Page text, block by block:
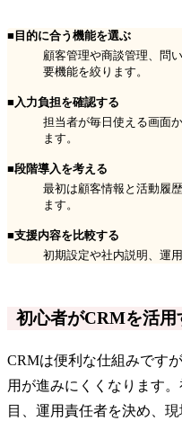
■目的に合う機能を選ぶ
顧客管理や商談管理、問
要機能を絞ります。
■入力負担を確認する
担当者が毎日使える画面
ます。
■段階導入を考える
最初は顧客情報と活動履
ます。
■支援内容を比較する
初期設定や社内説明、運
初心者がCRMを活用
CRMは便利な仕組みです
用が進みにくくなります
目、運用責任者を決め、